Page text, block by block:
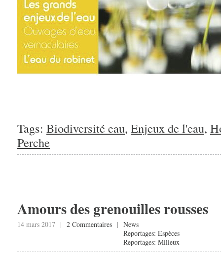
Tags: Biodiversité eau, Enjeux de l'eau,
Perche
Amours des grenouilles rousses
14 mars 2017 | 2 Commentaires | News
Reportages: Espèces
Reportages: Milieux